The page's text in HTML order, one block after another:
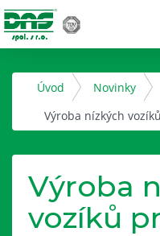
Úvod
Novinky
Výroba nízkých
Výroba
vozíků